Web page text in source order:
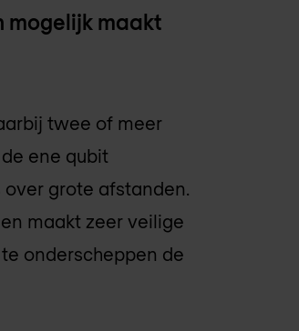
mogelijk maakt
twee of meer
ene qubit
grote afstanden.
maakt zeer veilige
onderscheppen de